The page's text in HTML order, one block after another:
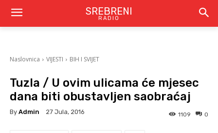
SREBRENI
RADIO
Naslovnica VIJESTI BIH I SVIJET
Tuzla / U ovim ulicama će mjesec
dana biti obustavljen saobraćaj
By Admin 27 Jula, 2016 0
1109